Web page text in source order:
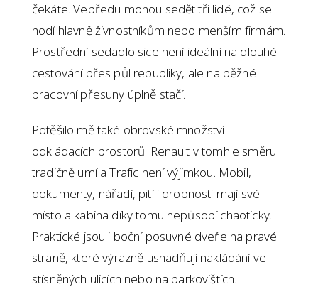
čekáte. Vepředu mohou sedět tři lidé, což se
hodí hlavně živnostníkům nebo menším firmám.
Prostřední sedadlo sice není ideální na dlouhé
cestování přes půl republiky, ale na běžné
pracovní přesuny úplně stačí.
Potěšilo mě také obrovské množství
odkládacích prostorů. Renault v tomhle směru
tradičně umí a Trafic není výjimkou. Mobil,
dokumenty, nářadí, pití i drobnosti mají své
místo a kabina díky tomu nepůsobí chaoticky.
Praktické jsou i boční posuvné dveře na pravé
straně, které výrazně usnadňují nakládání ve
stísněných ulicích nebo na parkovištích.